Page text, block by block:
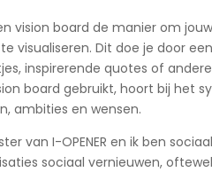
vision board de manier om
visualiseren. Dit doe je door
inspirerende quotes of
board gebruikt, hoort bij het
ambities en wensen.
van I-OPENER en ik ben
sociaal vernieuwen,